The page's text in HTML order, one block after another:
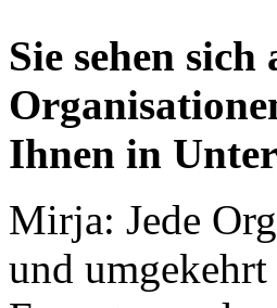
Sie sehen
Ihnen in
Mirja: Jede
und